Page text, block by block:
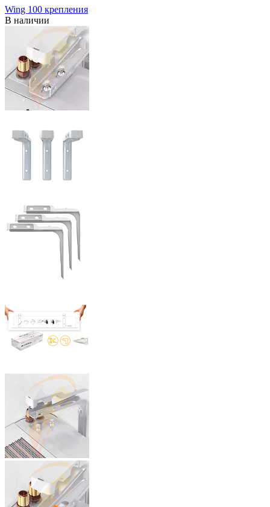
Wing 100 крепления
В наличии